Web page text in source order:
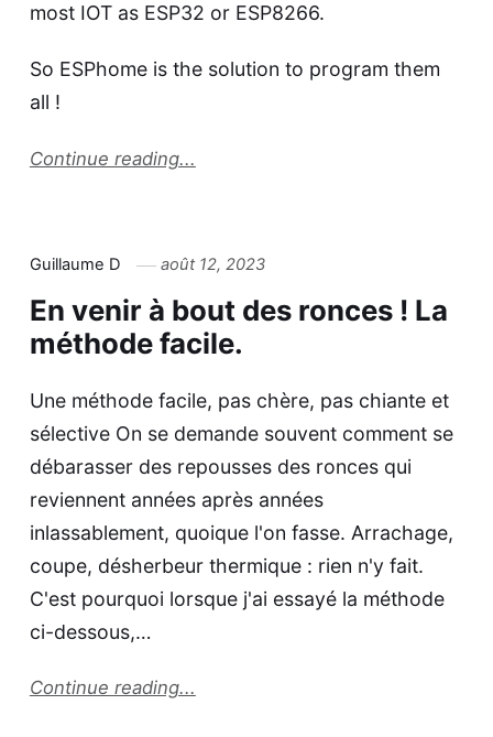
most IOT as ESP32 or ESP8266.
So ESPhomeis the solution to program them
all !
Continue reading...
Guillaume D août 12, 2023
En venir à bout des ronces ! La
méthode facile.
Une méthode facile, pas chère, pas chiante et
sélective On se demande souvent comment se
débarasser des repousses des ronces qui
reviennent années après années
inlassablement, quoique l'on fasse. Arrachage,
coupe, désherbeur thermique : rien n'y fait.
C'est pourquoi lorsque j'ai essayé la méthode
ci-dessous,…
Continue reading...